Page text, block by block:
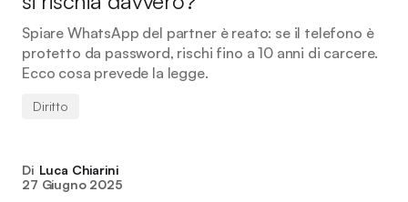
Spiare WhatsApp del partner è reato: se il telefono è
protetto da password, rischi fino a 10 anni di carcere.
Ecco cosa prevede la legge.
Diritto
Di Luca Chiarini
27 Giugno 2025